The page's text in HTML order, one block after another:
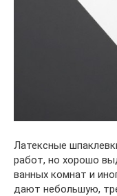
Латексные
работ, но хорошо
ванных комнат и
дают небольшую,